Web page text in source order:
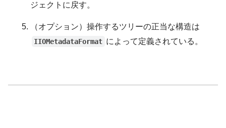
ジェクトに戻す。
（オプション）操作するツリーの正当な構造は
IIOMetadataFormat によって定義されている。